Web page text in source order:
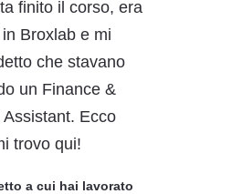
finito il corso, era
Broxlab e mi
che stavano
un Finance &
Assistant. Ecco
trovo qui!
a cui hai lavorato